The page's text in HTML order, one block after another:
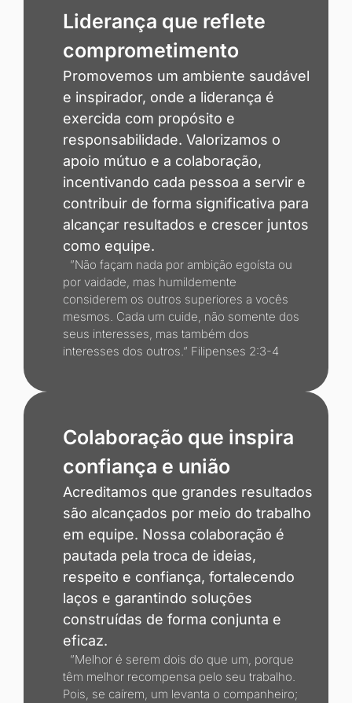
Liderança que reflete
comprometimento
Promovemos um ambiente saudável
e inspirador, onde a liderança é
exercida com propósito e
responsabilidade. Valorizamos o
apoio mútuo e a colaboração,
incentivando cada pessoa a servir e
contribuir de forma significativa para
alcançar resultados e crescer juntos
como equipe.
”Não façam nada por ambição egoísta ou
por vaidade, mas humildemente
considerem os outros superiores a vocês
mesmos. Cada um cuide, não somente dos
seus interesses, mas também dos
interesses dos outros.” Filipenses 2:3-4
Colaboração que inspira
confiança e união
Acreditamos que grandes resultados
são alcançados por meio do trabalho
em equipe. Nossa colaboração é
pautada pela troca de ideias,
respeito e confiança, fortalecendo
laços e garantindo soluções
construídas de forma conjunta e
eficaz.
”Melhor é serem dois do que um, porque
têm melhor recompensa pelo seu trabalho.
Pois, se caírem, um levanta o companheiro;